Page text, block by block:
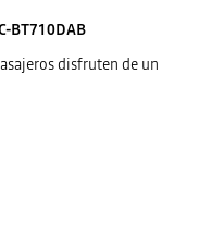
BT710DAB
disfruten de un